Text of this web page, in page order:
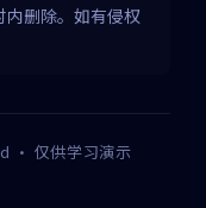
删除。如有侵权
· 仅供学习演示